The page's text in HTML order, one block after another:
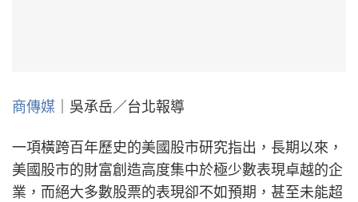
商傳媒 ｜吳承岳／台北報導
一項橫跨百年歷史的美國股市研究指出，長期以來，
美國股市的財富創造高度集中於極少數表現卓越的企
業，而絕大多數股票的表現卻不如預期，甚至未能超